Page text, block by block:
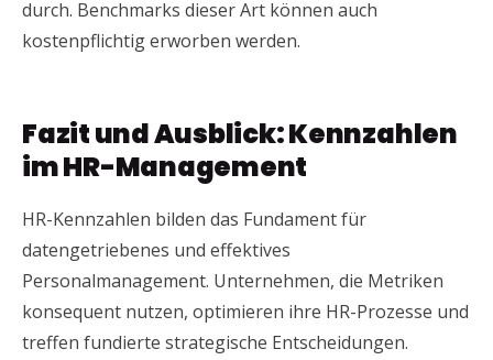
durch. Benchmarks dieser Art können auch
kostenpflichtig erworben werden.
Fazit und Ausblick: Kennzahlen
im HR-Management
HR-Kennzahlen bilden das Fundament für
datengetriebenes und effektives
Personalmanagement. Unternehmen, die Metriken
konsequent nutzen, optimieren ihre HR-Prozesse und
treffen fundierte strategische Entscheidungen.